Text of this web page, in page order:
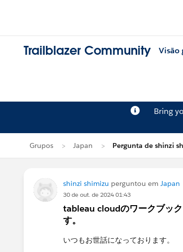
Trailblazer Community Visão
Bring
Grupos Japan Pergunta de shinzi
shinzi shimizu perguntou em Japan
30 de out. de 2024 01:43
tableau cloudのワークブッ
す。
いつもお世話になっております。